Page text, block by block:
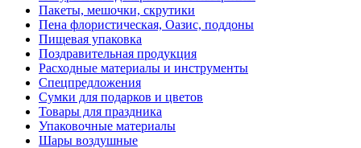
Пакеты, мешочки, скрутики
Пена флористическая, Оазис, поддоны
Пищевая упаковка
Поздравительная продукция
Расходные материалы и инструменты
Спецпредложения
Сумки для подарков и цветов
Товары для праздника
Упаковочные материалы
Шары воздушные